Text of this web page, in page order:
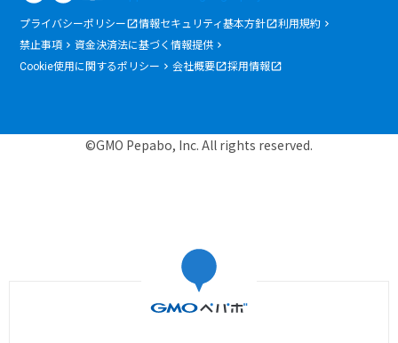
プライバシーポリシー 情報セキュリティ基本方針
利用規約
禁止事項
資金決済法に基づく情報提供
Cookie使用に関するポリシー
会社概要 採用情報
©GMO Pepabo, Inc. All rights reserved.